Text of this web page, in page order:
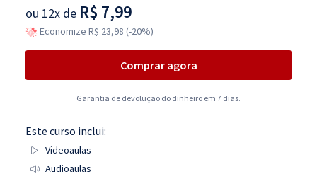
ou 12x de R$ 7,99
Economize R$ 23,98 (-20%)
Comprar agora
Garantia de devolução do dinheiro em 7 dias.
Este curso inclui:
Videoaulas
Audioaulas